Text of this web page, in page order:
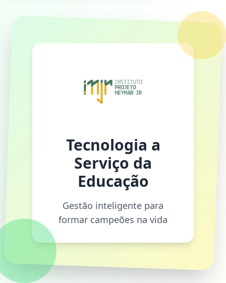
Tecnologia a
Serviço da
Educação
Gestão inteligente para
formar campeões na vida